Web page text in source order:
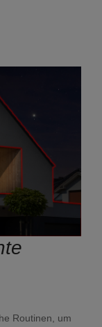
Routinen, um